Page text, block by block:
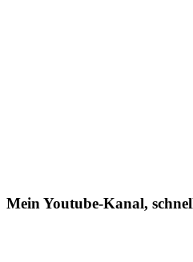
Mein Youtube-Kanal,